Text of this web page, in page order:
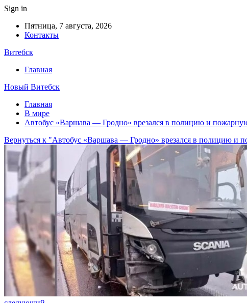
Sign in
Пятница, 7 августа, 2026
Контакты
Витебск
Главная
Новый Витебск
Главная
В мире
Автобус «Варшава — Гродно» врезался в полицию и
Вернуться к "Автобус «Варшава — Гродно» врезался в полицию и